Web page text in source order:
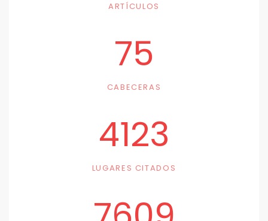
ARTÍCULOS
75
CABECERAS
4123
LUGARES CITADOS